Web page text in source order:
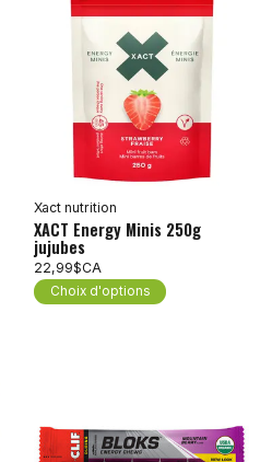
Xact nutrition
XACT Energy Minis 250g
jujubes
22,99$CA
Choix d'options